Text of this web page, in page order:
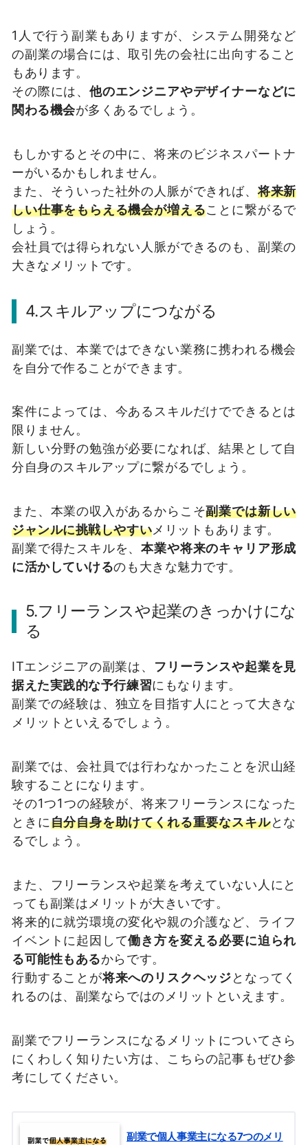
1人で行う副業もありますが、システム開発など
の副業の場合には、取引先の会社に出向すること
もあります。
その際には、 他のエンジニアやデザイナーなどに
関わる機会が多くあるでしょう。
もしかするとその中に、将来のビジネスパートナ
ーがいるかもしれません。
また、そういった社外の人脈ができれば、 将来新
しい仕事をもらえる機会が増えることに繋がるで
しょう。
会社員では得られない人脈ができるのも、副業の
大きなメリットです。
4.スキルアップにつながる
副業では、本業ではできない業務に携われる機会
を自分で作ることができます。
案件によっては、今あるスキルだけでできるとは
限りません。
新しい分野の勉強が必要になれば、結果として自
分自身のスキルアップに繋がるでしょう。
また、本業の収入があるからこそ副業では新しい
ジャンルに挑戦しやすいメリットもあります。
副業で得たスキルを、本業や将来のキャリア形成
に活かしていけるのも大きな魅力です。
5.フリーランスや起業のきっかけにな
る
ITエンジニアの副業は、 フリーランスや起業を見
据えた実践的な予行練習にもなります。
副業での経験は、独立を目指す人にとって大きな
メリットといえるでしょう。
副業では、会社員では行わなかったことを沢山経
験することになります。
その1つ1つの経験が、将来フリーランスになった
ときに自分自身を助けてくれる重要なスキルとな
るでしょう。
また、フリーランスや起業を考えていない人にと
っても副業はメリットが大きいです。
将来的に就労環境の変化や親の介護など、ライフ
イベントに起因して働き方を変える必要に迫られ
る可能性もあるからです。
行動することが将来へのリスクヘッジとなってく
れるのは、副業ならではのメリットといえます。
副業でフリーランスになるメリットについてさら
にくわしく知りたい方は、こちらの記事もぜひ参
考にしてください。
副業で個人事業主になる7つのメリ